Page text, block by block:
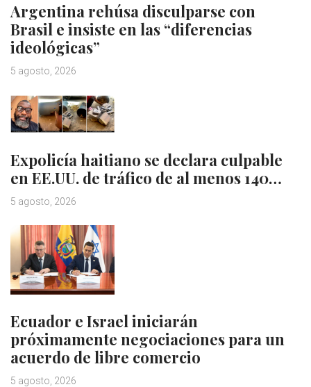
Argentina rehúsa disculparse con
Brasil e insiste en las “diferencias
ideológicas”
5 agosto, 2026
Expolicía haitiano se declara culpable
en EE.UU. de tráfico de al menos 140…
5 agosto, 2026
Ecuador e Israel iniciarán
próximamente negociaciones para un
acuerdo de libre comercio
5 agosto, 2026